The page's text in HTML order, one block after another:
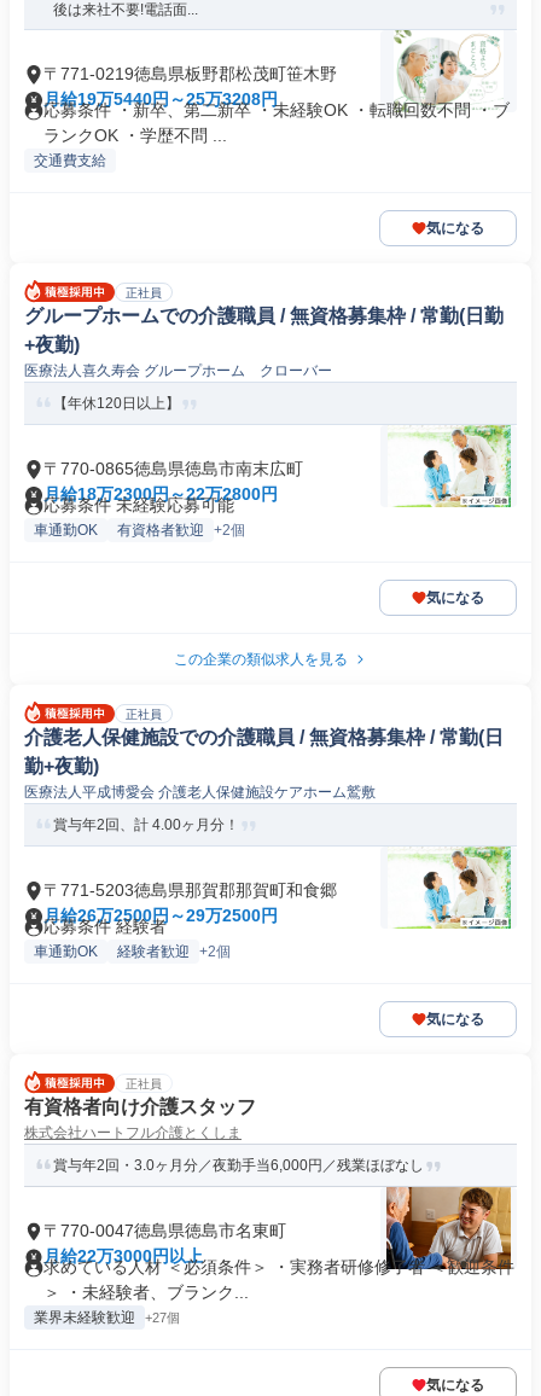
後は来社不要!電話面...
〒771-0219徳島県板野郡松茂町笹木野
月給19万5440円～25万3208円
応募条件 ・新卒、第二新卒 ・未経験OK ・転職回数不問 ・ブ
ランクOK ・学歴不問 ...
交通費支給
気になる
正社員
グループホームでの介護職員 / 無資格募集枠 / 常勤(日勤
+夜勤)
医療法人喜久寿会 グループホーム クローバー
【年休120日以上】
〒770-0865徳島県徳島市南末広町
月給18万2300円～22万2800円
応募条件 未経験応募可能
車通勤OK 有資格者歓迎 +2個
気になる
この企業の類似求人を見る
正社員
介護老人保健施設での介護職員 / 無資格募集枠 / 常勤(日
勤+夜勤)
医療法人平成博愛会 介護老人保健施設ケアホーム鷲敷
賞与年2回、計 4.00ヶ月分！
〒771-5203徳島県那賀郡那賀町和食郷
月給26万2500円～29万2500円
応募条件 経験者
車通勤OK 経験者歓迎 +2個
気になる
正社員
有資格者向け介護スタッフ
株式会社ハートフル介護とくしま
賞与年2回・3.0ヶ月分／夜勤手当6,000円／残業ほぼなし
〒770-0047徳島県徳島市名東町
月給22万3000円以上
求めている人材 ＜必須条件＞ ・実務者研修修了者 ＜歓迎条件
＞ ・未経験者、ブランク...
業界未経験歓迎 +27個
気になる